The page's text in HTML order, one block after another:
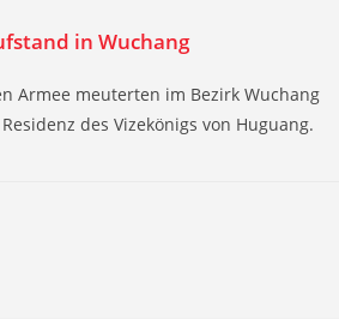
in Wuchang
Armee meuterten im Bezirk Wuchang
des Vizekönigs von Huguang.